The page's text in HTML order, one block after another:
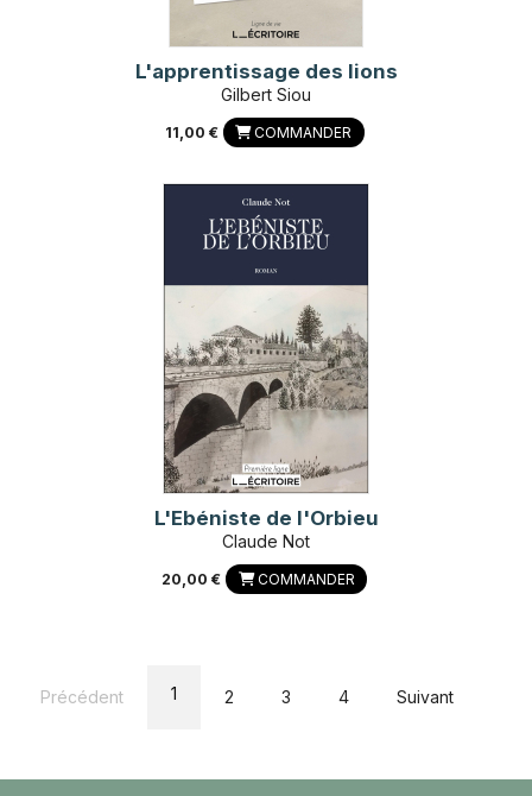
L'apprentissage des lions
Gilbert Siou
11,00 € COMMANDER
L'Ebéniste de l'Orbieu
Claude Not
20,00 € COMMANDER
Précédent 1 2 3 4 Suivant